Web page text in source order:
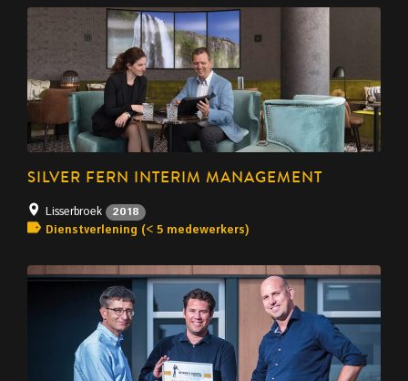
SILVER FERN INTERIM MANAGEMENT
Lisserbroek 2018
Dienstverlening (< 5 medewerkers)